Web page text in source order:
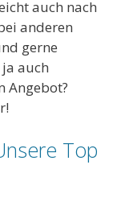
auch nach
anderen
gerne
auch
Angebot?
Top